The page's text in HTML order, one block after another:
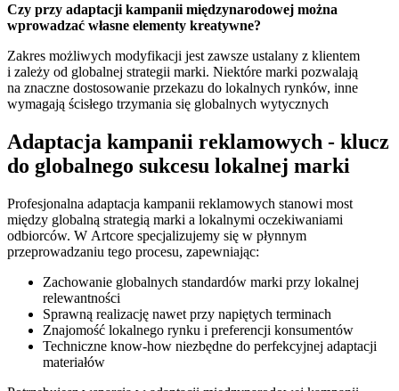
Czy przy adaptacji kampanii międzynarodowej można
wprowadzać własne elementy kreatywne?
Zakres możliwych modyfikacji jest zawsze ustalany z klientem
i zależy od globalnej strategii marki. Niektóre marki pozwalają
na znaczne dostosowanie przekazu do lokalnych rynków, inne
wymagają ścisłego trzymania się globalnych wytycznych
Adaptacja kampanii reklamowych - klucz
do globalnego sukcesu lokalnej marki
Profesjonalna adaptacja kampanii reklamowych stanowi most
między globalną strategią marki a lokalnymi oczekiwaniami
odbiorców. W Artcore specjalizujemy się w płynnym
przeprowadzaniu tego procesu, zapewniając:
Zachowanie globalnych standardów marki przy lokalnej
relewantności
Sprawną realizację nawet przy napiętych terminach
Znajomość lokalnego rynku i preferencji konsumentów
Techniczne know-how niezbędne do perfekcyjnej adaptacji
materiałów